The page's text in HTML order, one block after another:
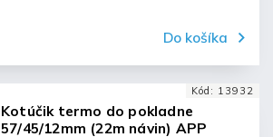
Do košíka
Kotúčik termo do pokladne
57/45/12mm (22m návin) APP
Kód: 13932